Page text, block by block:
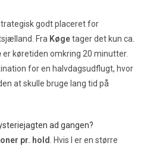
godt placeret for
Fra Køgetager det kun ca.
er køretiden omkring 20 minutter.
for en halvdagsudflugt, hvor
at skulle bruge lang tid på
ad gangen?
pr. hold
. Hvis I er en større